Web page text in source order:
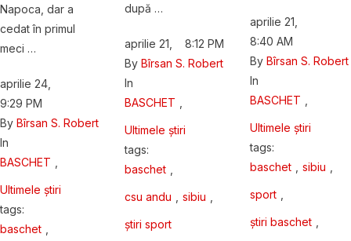
Napoca, dar a
cedat în primul
meci …
aprilie 24
9:29 PM
By Bîrsan S. Robert
In
BASCHET
Ultimele știri
tags:
baschet
după …
aprilie 21
8:12 PM
By Bîrsan S. Robert
In
BASCHET
Ultimele știri
tags:
baschet
csu andu sibiu
știri sport
aprilie 21
8:40 AM
By Bîrsan S. Robert
In
BASCHET
Ultimele știri
tags:
baschet
sibiu
sport
știri baschet